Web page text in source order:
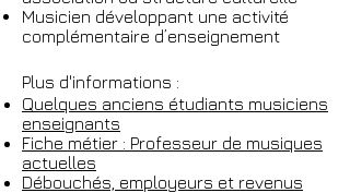
Musicien développant une activité
complémentaire d’enseignement
Plus d'informations :
Quelques anciens étudiants musiciens
enseignants
Fiche métier : Professeur de musiques
actuelles
Débouchés, employeurs et revenus